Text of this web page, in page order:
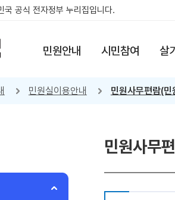
국 공식 전자정부 누리집입니다.
민원안내 시민참여 살
민원실이용안내 민원사무편람(민
민원사무